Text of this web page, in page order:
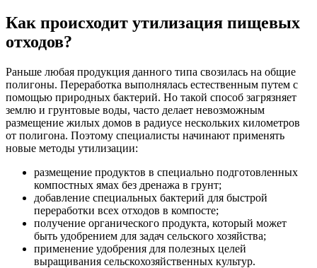
Как происходит утилизация пищевых
отходов?
Раньше любая продукция данного типа свозилась на общие
полигоны. Переработка выполнялась естественным путем с
помощью природных бактерий. Но такой способ загрязняет
землю и грунтовые воды, часто делает невозможным
размещение жилых домов в радиусе нескольких километров
от полигона. Поэтому специалисты начинают применять
новые методы утилизации:
размещение продуктов в специально подготовленных
компостных ямах без дренажа в грунт;
добавление специальных бактерий для быстрой
переработки всех отходов в компосте;
получение органического продукта, который может
быть удобрением для задач сельского хозяйства;
применение удобрения для полезных целей
выращивания сельскохозяйственных культур.